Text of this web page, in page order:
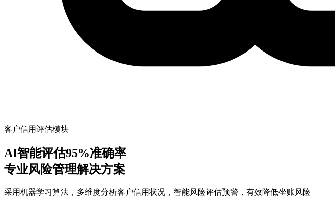
客户信用评估模块
AI智能评估95%准确率
专业风险管理解决方案
采用机器学习算法，多维度分析客户信用状况，智能风险评估预警，有效降低坐账风险